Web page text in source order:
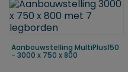
Aanbouwstelling MultiPlus150
- 3000 x 750 x 800